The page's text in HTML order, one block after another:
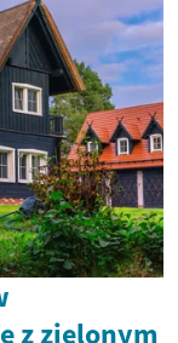
z zielonym